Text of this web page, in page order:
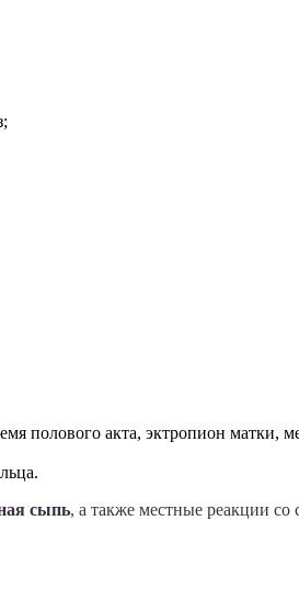
полового акта, эктропион матки,
сыпь, а также местные реакции